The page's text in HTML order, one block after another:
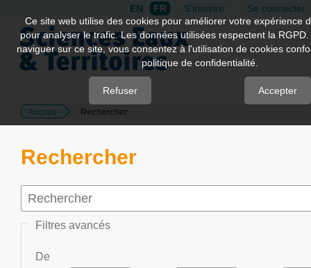
Quick
jump
page
Main
Content
EN FR S'inscrire Se connecter
Accueil Rechercher
Rechercher
Filtres avancés
De
Ce site web utilise des cookies pour améliorer votre expérience
pour analyser le trafic. Les données utilisées respectent la
naviguer sur ce site, vous consentez à l'utilisation de cookies
politique de confidentialité.
Refuser Accepter